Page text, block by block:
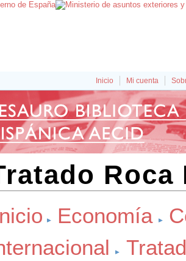
Inicio Mi cuenta
Roca
Economía